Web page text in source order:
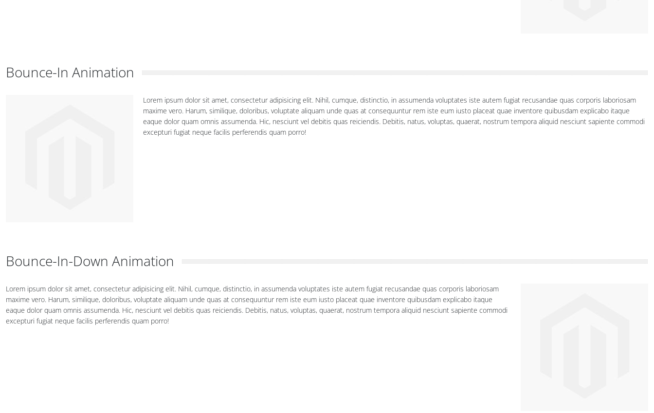
Bounce-In Animation
Lorem ipsum dolor sit amet, consectetur adipisicing elit. Nihil, cumque, distinctio, in assumenda voluptates iste autem fugiat recusandae quas corporis laboriosam
maxime vero. Harum, similique, doloribus, voluptate aliquam unde quas at consequuntur rem iste eum iusto placeat quae inventore quibusdam explicabo itaque
eaque dolor quam omnis assumenda. Hic, nesciunt vel debitis quas reiciendis. Debitis, natus, voluptas, quaerat, nostrum tempora aliquid nesciunt sapiente commodi
excepturi fugiat neque facilis perferendis quam porro!
Bounce-In-Down Animation
Lorem ipsum dolor sit amet, consectetur adipisicing elit. Nihil, cumque, distinctio, in assumenda voluptates iste autem fugiat recusandae quas corporis laboriosam
maxime vero. Harum, similique, doloribus, voluptate aliquam unde quas at consequuntur rem iste eum iusto placeat quae inventore quibusdam explicabo itaque
eaque dolor quam omnis assumenda. Hic, nesciunt vel debitis quas reiciendis. Debitis, natus, voluptas, quaerat, nostrum tempora aliquid nesciunt sapiente commodi
excepturi fugiat neque facilis perferendis quam porro!